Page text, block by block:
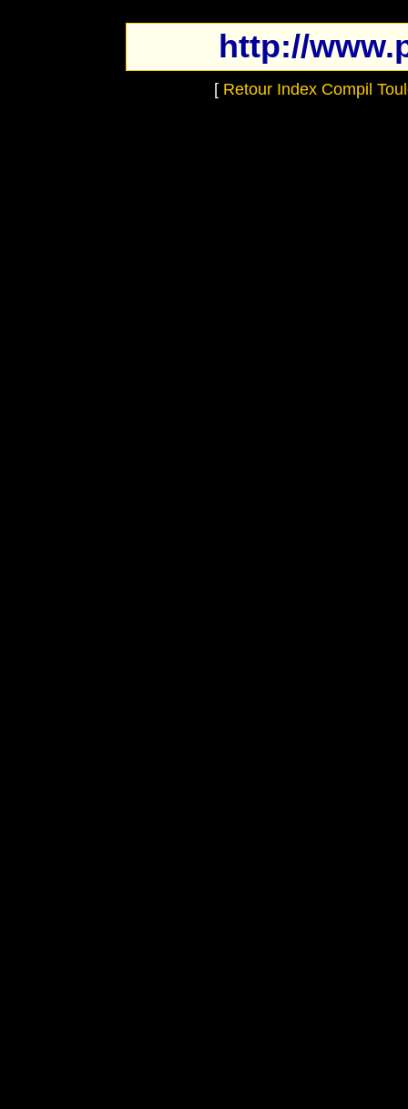
http://
[ Retour Index Compil